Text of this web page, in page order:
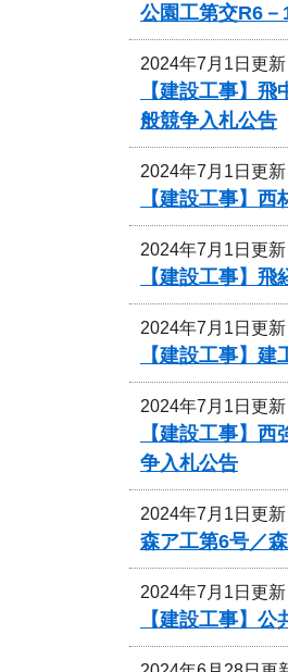
公園工第交R6
2024年7月1日更新
【建設工事】
般競争入札公告
2024年7月1日更新
【建設工事】
2024年7月1日更新
【建設工事】
2024年7月1日更新
【建設工事】
2024年7月1日更新
【建設工事】
争入札公告
2024年7月1日更新
森ア工第6号／
2024年7月1日更新
【建設工事】